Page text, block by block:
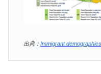
出典： Immigrant